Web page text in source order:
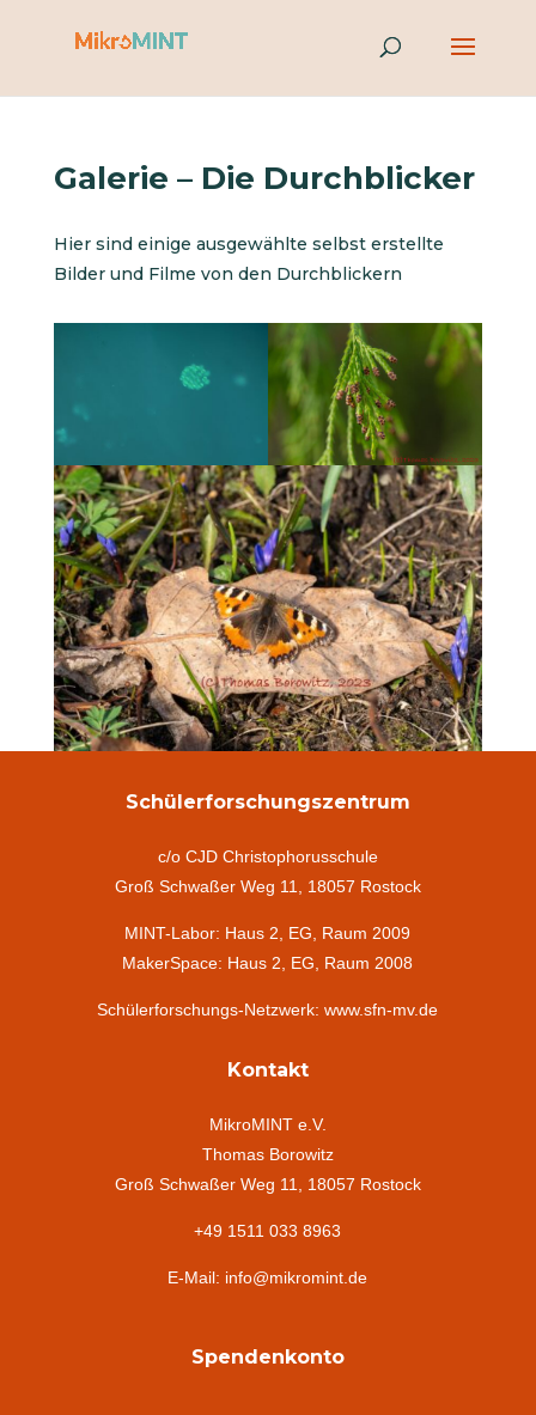
Galerie – Die Durchblicker
Hier sind einige ausgewählte selbst erstellte
Bilder und Filme von den Durchblickern
Schülerforschungszentrum
c/o CJD Christophorusschule
Groß Schwaßer Weg 11, 18057 Rostock
MINT-Labor: Haus 2, EG, Raum 2009
MakerSpace: Haus 2, EG, Raum 2008
Schülerforschungs-Netzwerk: www.sfn-mv.de
Kontakt
MikroMINT e.V.
Thomas Borowitz
Groß Schwaßer Weg 11, 18057 Rostock
+49 1511 033 8963
E-Mail: info@mikromint.de
Spendenkonto